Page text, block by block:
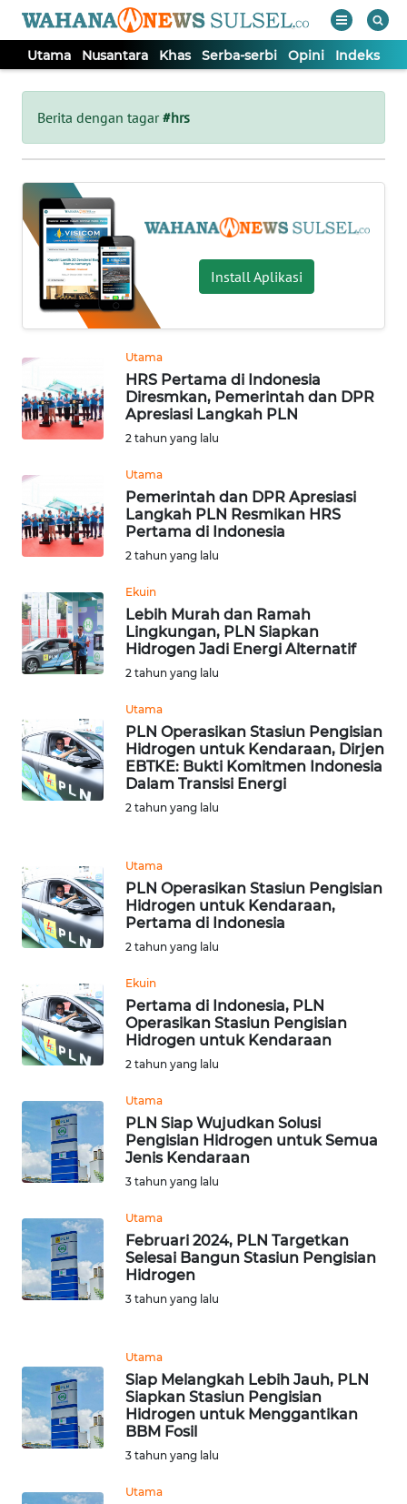
Utama Nusantara Khas Serba-serbi Opini Indeks
Berita dengan tagar#hrs
Install Aplikasi
Utama
HRS Pertama di Indonesia
Diresmkan, Pemerintah dan DPR
Apresiasi Langkah PLN
2 tahun yang lalu
Utama
Pemerintah dan DPR Apresiasi
Langkah PLN Resmikan HRS
Pertama di Indonesia
2 tahun yang lalu
Ekuin
Lebih Murah dan Ramah
Lingkungan, PLN Siapkan
Hidrogen Jadi Energi Alternatif
2 tahun yang lalu
Utama
PLN Operasikan Stasiun Pengisian
Hidrogen untuk Kendaraan, Dirjen
EBTKE: Bukti Komitmen Indonesia
Dalam Transisi Energi
2 tahun yang lalu
Utama
PLN Operasikan Stasiun Pengisian
Hidrogen untuk Kendaraan,
Pertama di Indonesia
2 tahun yang lalu
Ekuin
Pertama di Indonesia, PLN
Operasikan Stasiun Pengisian
Hidrogen untuk Kendaraan
2 tahun yang lalu
Utama
PLN Siap Wujudkan Solusi
Pengisian Hidrogen untuk Semua
Jenis Kendaraan
3 tahun yang lalu
Utama
Februari 2024, PLN Targetkan
Selesai Bangun Stasiun Pengisian
Hidrogen
3 tahun yang lalu
Utama
Siap Melangkah Lebih Jauh, PLN
Siapkan Stasiun Pengisian
Hidrogen untuk Menggantikan
BBM Fosil
3 tahun yang lalu
Utama
Tutup
UTAMA
NUSANTARA
KHAS
SERBA-
SERBI
OPINI
Informasi
INDEKS
KONTAK
KAMI
INFO
IKLAN
TENTANG
PEDOMAN
MEDIA
SIBER
KARIR
DISCLAIMER
News
Regional
WN
WN
JAKARTA
WN
WN
BANTEN
WN
KEPRI